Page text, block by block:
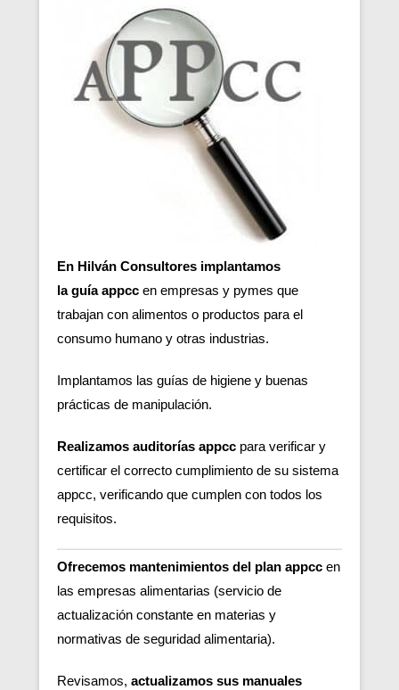
En Hilván Consultores implantamos
la guía appcc en empresas y pymes que
trabajan con alimentos o productos para el
consumo humano y otras industrias.
Implantamos las guías de higiene y buenas
prácticas de manipulación.
Realizamos auditorías appcc para verificar y
certificar el correcto cumplimiento de su sistema
appcc, verificando que cumplen con todos los
requisitos.
Ofrecemos mantenimientos del plan appcc en
las empresas alimentarias (servicio de
actualización constante en materias y
normativas de seguridad alimentaria).
Revisamos, actualizamos sus manuales